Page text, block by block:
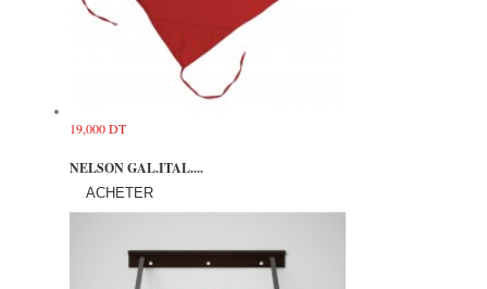
19,000 DT
NELSON GAL.ITAL....
ACHETER